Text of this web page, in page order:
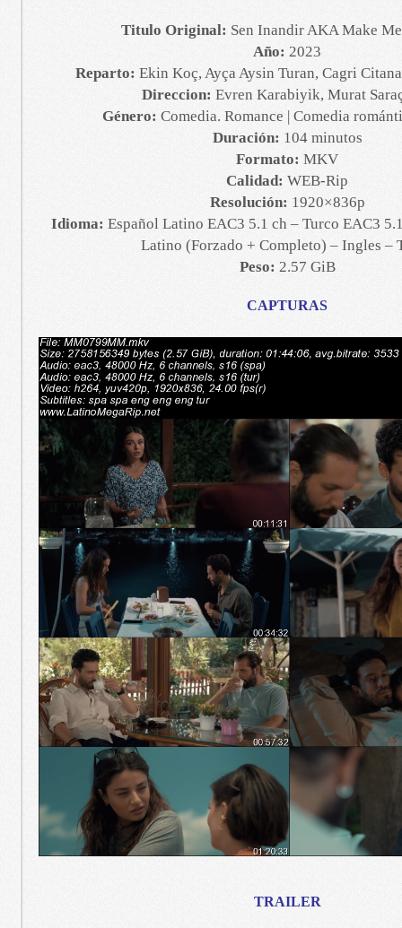
Titulo Original: Sen Inandir AKA Make
Año: 2023
Reparto: Ekin Koç, Ayça Aysin Turan, Cagri
Direccion: Evren Karabiyik, Murat
Género: Comedia. Romance | Comedia
Duración: 104 minutos
Formato: MKV
Calidad: WEB-Rip
Resolución: 1920×836p
Idioma: Español Latino EAC3 5.1 ch – Turco EAC3
Latino (Forzado + Completo) – Ingles –
Peso: 2.57 GiB
CAPTURAS
TRAILER